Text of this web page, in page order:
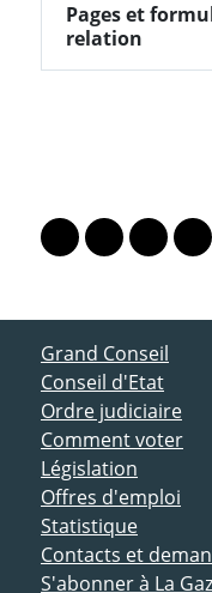
Pages et
Pages et
relation
Lien vers le
Lien vers le
Lien
ACCÈS DIRECT
Grand Conseil
Conseil d'Etat
Ordre judiciaire
Comment voter
Législation
Offres d'emploi
Statistique
Contacts et
S'abonner à La